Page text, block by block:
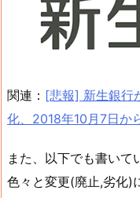
関連： [悲報] 新生銀行
化、2018年10月7日か
また、以下でも書いて
色々と変更(廃止,劣化)